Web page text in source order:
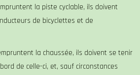
la piste cyclable, ils doivent
de bicyclettes et de
la chaussée, ils doivent se tenir
de celle-ci, et, sauf circonstances